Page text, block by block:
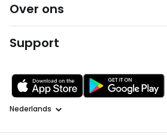
Over ons
Support
Taal